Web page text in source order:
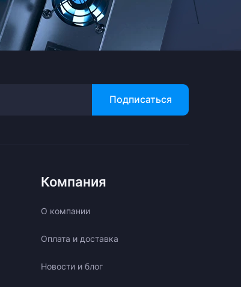
Подписаться
Компания
О компании
Оплата и доставка
Новости и блог